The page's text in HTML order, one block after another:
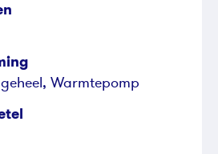
Warmtepomp